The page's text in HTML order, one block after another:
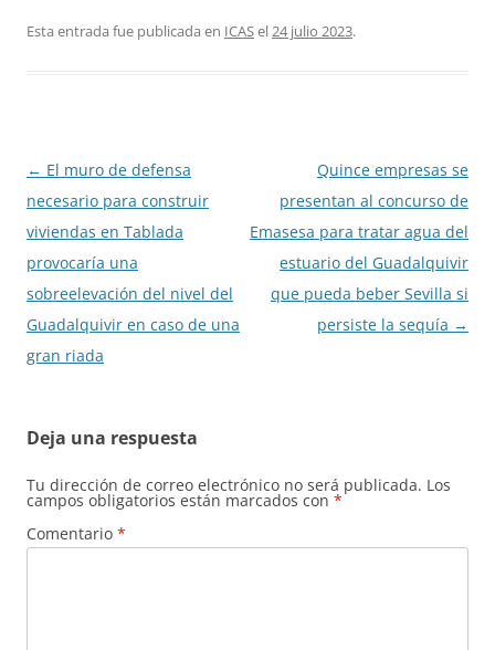
Esta entrada fue publicada en ICASel24 julio 2023.
Navegación
de
entradas
← El muro de defensa
necesario para construir
viviendas en Tablada
provocaría una
sobreelevación del nivel del
Guadalquivir en caso de una
gran riada
Quince empresas se
presentan al concurso de
Emasesa para tratar agua del
estuario del Guadalquivir
que pueda beber Sevilla si
persiste la sequía →
Deja una respuesta
Tu dirección de correo electrónico no será publicada. Los
campos obligatorios están marcados con *
Comentario *